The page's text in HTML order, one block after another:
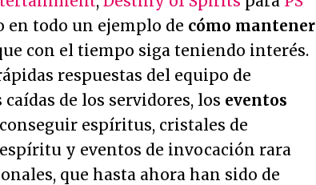
en todo un ejemplo de cómo mantener
con el tiempo siga teniendo interés.
respuestas del equipo de
de los servidores, los eventos
espíritus, cristales de
y eventos de invocación rara
que hasta ahora han sido de